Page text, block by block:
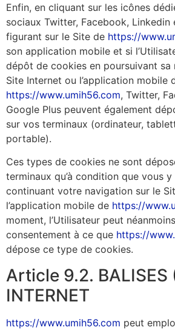
Enfin, en cliquant sur les icônes
sociaux Twitter, Facebook, Linkedin
figurant sur le Site de https://
son application mobile et si
dépôt de cookies en poursuivant sa
Site Internet ou l’application mobile
https://www.umih56.com, Twitter,
Google Plus peuvent également
sur vos terminaux (ordinateur,
portable).
Ces types de cookies ne sont
terminaux qu’à condition que vous
continuant votre navigation sur le
l’application mobile de https://
moment, l’Utilisateur peut
consentement à ce que https://
dépose ce type de cookies.
Article 9.2. BALISES
INTERNET
https://www.umih56.com peut